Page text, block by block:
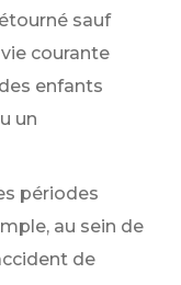
sauf
courante
enfants
un
périodes
au sein de
de